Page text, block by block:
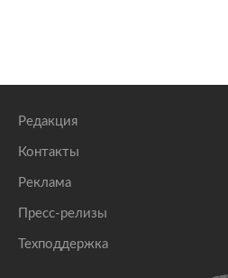
Редакция
Контакты
Реклама
Пресс-релизы
Техподдержка